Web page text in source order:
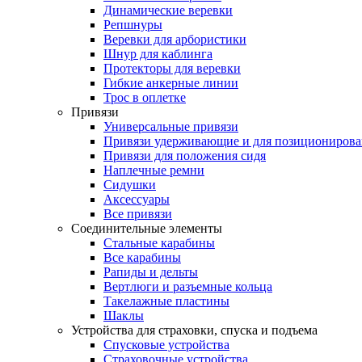
Динамические веревки
Репшнуры
Веревки для арбористики
Шнур для каблинга
Протекторы для веревки
Гибкие анкерные линии
Трос в оплетке
Привязи
Универсальные привязи
Привязи удерживающие и для
Привязи для положения сидя
Наплечные ремни
Сидушки
Аксессуары
Все привязи
Соединительные элементы
Стальные карабины
Все карабины
Рапиды и дельты
Вертлюги и разъемные кольца
Такелажные пластины
Шаклы
Устройства для страховки, спуска и подъема
Спусковые устройства
Страховочные устройства